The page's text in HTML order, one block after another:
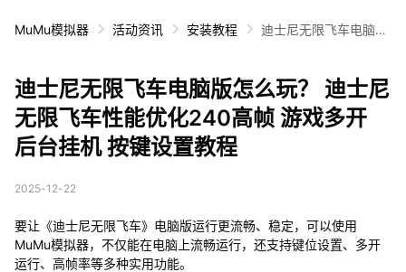
MuMu模拟器 活动资讯 安装教程
迪士尼无限飞车电脑版
戏多开 后台挂机 按键
设置教程
迪士尼无限飞车电脑版怎么玩？ 迪士尼
无限飞车性能优化240高帧 游戏多开
后台挂机 按键设置教程
2025-12-22
要让《迪士尼无限飞车》电脑版运行更流畅、稳定，可以使用
MuMu模拟器，不仅能在电脑上流畅运行，还支持键位设置、多开
运行、高帧率等多种实用功能。